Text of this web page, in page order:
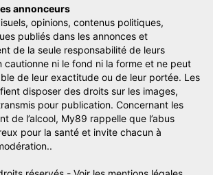
annonceurs
opinions, contenus politiques,
publiés dans les annonces et
de la seule responsabilité de leurs
cautionne ni le fond ni la forme et ne peut
de leur exactitude ou de leur portée. Les
disposer des droits sur les images,
pour publication. Concernant les
de l’alcool, My89 rappelle que l’abus
pour la santé et invite chacun à